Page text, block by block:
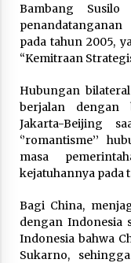
Bambang Susilo
pada tahun 2005,
“Kemitraan
Hubungan
berjalan dengan
Jakarta-Beijing
‘’romantisme’’
masa
kejatuhannya pada
Bagi China,
dengan Indonesia
Indonesia bahwa
Sukarno,